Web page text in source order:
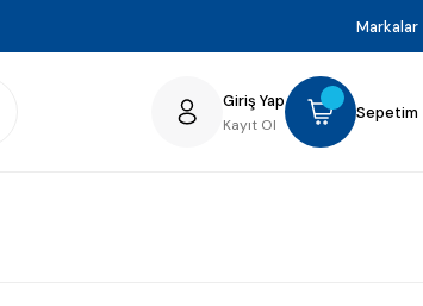
Markalar
Giriş Yap
Kayıt Ol
Sepetim